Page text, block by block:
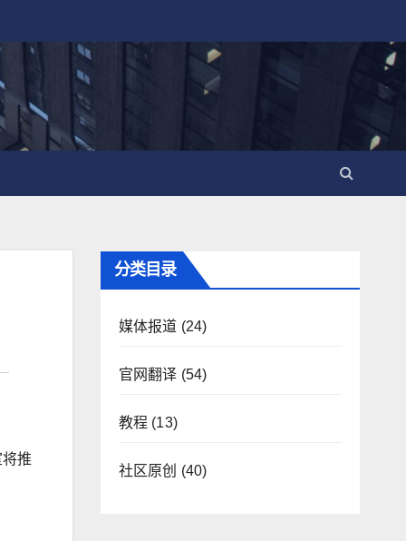
推
分类目录
媒体报道 (24)
官网翻译 (54)
教程 (13)
社区原创 (40)